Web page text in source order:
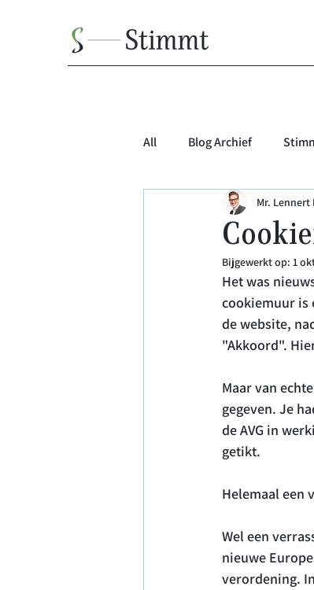
All Blog Archief
Mr. Lennert
Bijgewerkt op: 1
Het was
cookiemuur is
de website,
"Akkoord".
Maar van
gegeven. Je
de AVG in
getikt.
Helemaal een
Wel een
nieuwe
verordening.